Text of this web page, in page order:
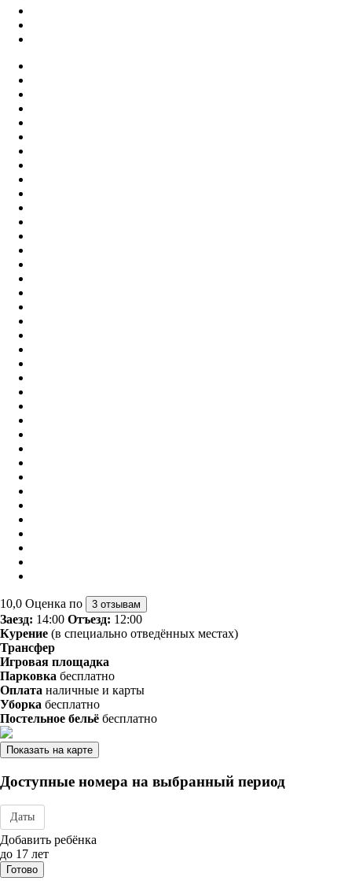
10,0 Оценка по 3 отзывам
Заезд: 14:00 Отъезд: 12:00
Курение (в специально отведённых местах)
Трансфер
Игровая площадка
Парковка бесплатно
Оплата наличные и карты
Уборка бесплатно
Постельное бельё бесплатно
Показать на карте
Доступные номера на выбранный период
Даты
Дата заезда - отъезда
Добавить ребёнка
до 17 лет
Готово